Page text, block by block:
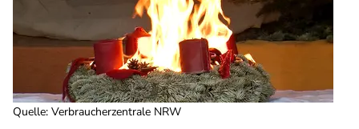
Quelle: Verbraucherzentrale NRW